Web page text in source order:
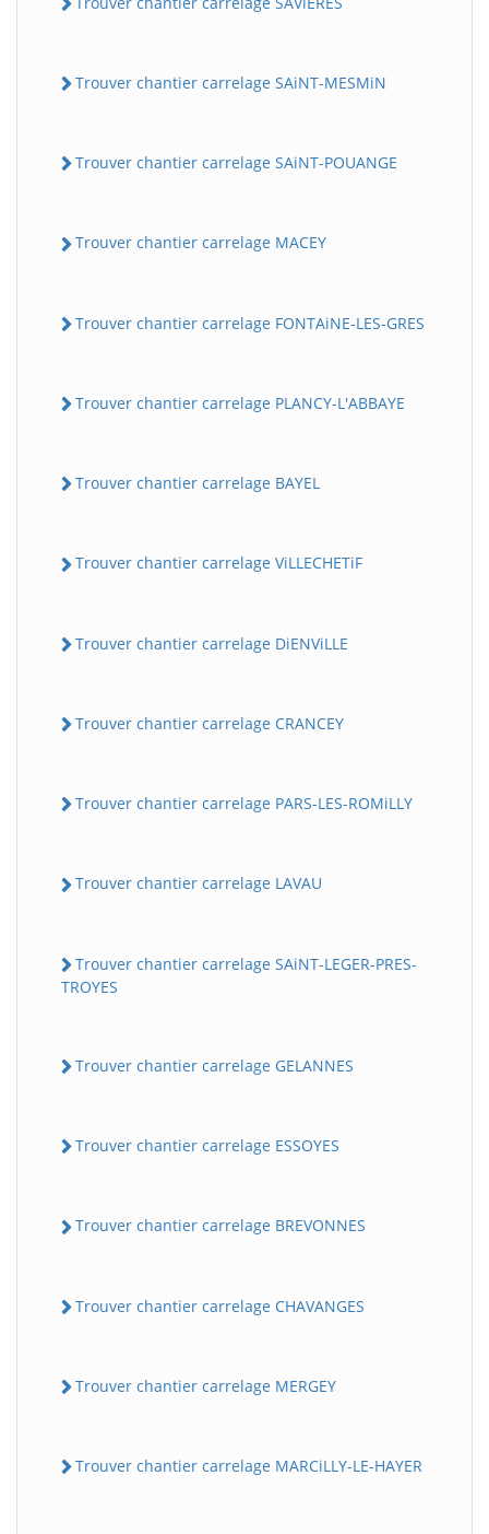
Trouver chantier carrelage SAiNT-MESMiN
Trouver chantier carrelage SAiNT-POUANGE
Trouver chantier carrelage MACEY
Trouver chantier carrelage FONTAiNE-LES-GRES
Trouver chantier carrelage PLANCY-L'ABBAYE
Trouver chantier carrelage BAYEL
Trouver chantier carrelage ViLLECHETiF
Trouver chantier carrelage DiENViLLE
Trouver chantier carrelage CRANCEY
Trouver chantier carrelage PARS-LES-ROMiLLY
Trouver chantier carrelage LAVAU
Trouver chantier carrelage SAiNT-LEGER-PRES-
TROYES
Trouver chantier carrelage GELANNES
Trouver chantier carrelage ESSOYES
Trouver chantier carrelage BREVONNES
Trouver chantier carrelage CHAVANGES
Trouver chantier carrelage MERGEY
Trouver chantier carrelage MARCiLLY-LE-HAYER